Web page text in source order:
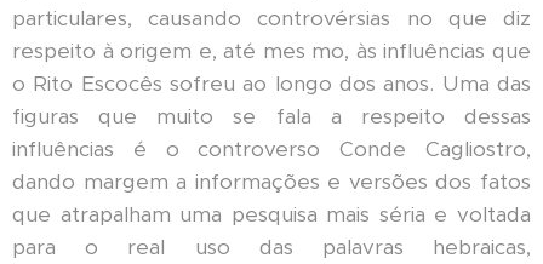
particulares, causando controvérsias no que diz
respeito à origem e, até mes mo, às influências que
o Rito Escocês sofreu ao longo dos anos. Uma das
figuras que muito se fala a respeito dessas
influências é o controverso Conde Cagliostro,
dando margem a informações e versões dos fatos
que atrapalham uma pesquisa mais séria e voltada
para o real uso das palavras hebraicas,